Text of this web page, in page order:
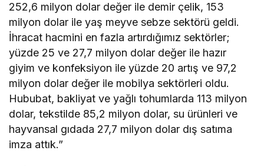
252,6 milyon dolar değer ile demir çelik, 153
milyon dolar ile yaş meyve sebze sektörü geldi.
İhracat hacmini en fazla artırdığımız sektörler;
yüzde 25 ve 27,7 milyon dolar değer ile hazır
giyim ve konfeksiyon ile yüzde 20 artış ve 97,2
milyon dolar değer ile mobilya sektörleri oldu.
Hububat, bakliyat ve yağlı tohumlarda 113 milyon
dolar, tekstilde 85,2 milyon dolar, su ürünleri ve
hayvansal gıdada 27,7 milyon dolar dış satıma
imza attık.”